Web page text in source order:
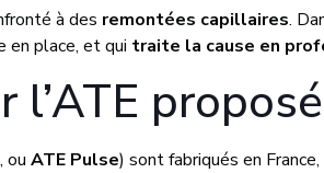
à des remontées capillaires.
place, et qui traite la cause en
l’ATE
, ou ATE Pulse) sont fabriqués en